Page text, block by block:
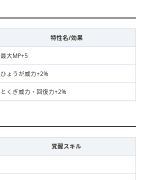
特性名/効果
最大MP+5
ひょうが威力+2%
とくぎ威力・回復力+2%
覚醒スキル